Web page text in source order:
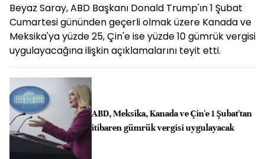
Beyaz Saray, ABD Başkanı Donald Trump'ın 1 Şubat
Cumartesi gününden geçerli olmak üzere Kanada ve
Meksika'ya yüzde 25, Çin'e ise yüzde 10 gümrük vergisi
uygulayacağına ilişkin açıklamalarını teyit etti.
ABD, Meksika, Kanada ve Çin'e 1 Şubat'tan
itibaren gümrük vergisi uygulayacak